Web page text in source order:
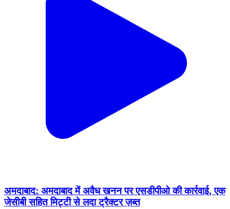
अमदाबाद: अमदाबाद में अवैध खनन पर एसडीपीओ की कार्रवाई, एक
जेसीबी सहित मिट्टी से लदा ट्रैक्टर ज़ब्त